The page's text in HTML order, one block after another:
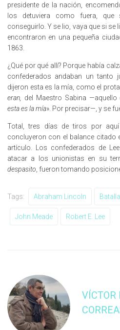
presidente de la nación,
los detuviera como fuera,
conseguirlo. Y se lio, vaya que si
encontraron en una pequeña
1863.
¿Qué por qué allí? Porque había
confederados andaban un tanto
dijeron esta es la mía, como el
eran,
del Maestro Sabina —aquello
esta es la mía». Por precisar—, y se
Total, tres días de tiros por
concluyeron con el balance citado
artículo. Los confederados de
atacar a los unionistas en su
despasito , fueron tomando
Tags: Abraham Lincoln
John Meade Robert E. Lee
VÍCTOR